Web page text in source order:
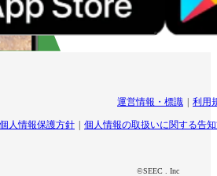
運営情報・標識 利用
個人情報保護方針 個人情報の取扱いに関する告
©SEEC . Inc